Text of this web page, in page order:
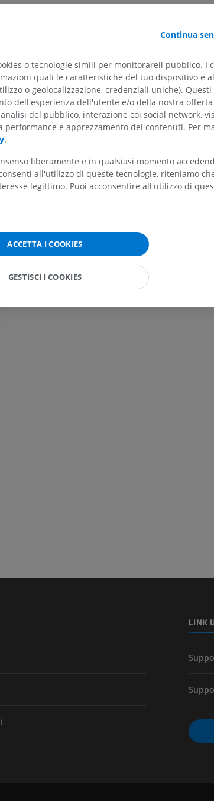
LINK
Continua
o tecnologie simili per monitorareil pubblico. I
quali le caratteristiche del tuo dispositivo e
o geolocalizzazione, credenziali uniche).
dell'esperienza dell'utente e/o della nostra
del pubblico, interazione coi social network,
e apprezzamento dei contenuti. Per
.
liberamente e in qualsiasi momento
all'utilizzo di queste tecnologie, riteniamo
legittimo. Puoi acconsentire all'utilizzo di
ACCETTA I COOKIES
GESTISCI I COOKIES